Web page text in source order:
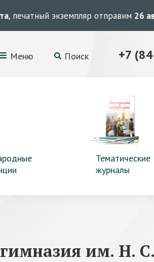
, печатный экземпляр отправим 26
Меню Поиск +7
Тематические
журналы
им. Н.